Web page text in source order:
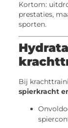
Kortom:
prestaties,
sporten.
Bij
spierkracht